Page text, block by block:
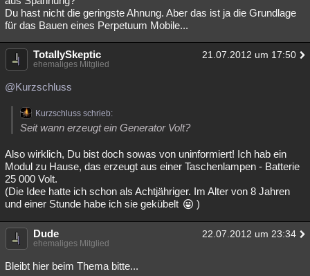
Astronomie Helpdesk Gruppen Gaming Filme
Musik Clash Verbesserungen Allmystery English
Übersichten
Besucht Teilgenommen
Lesenswert Schlüsselwörter
Du hast nicht die geringste Ahnung. Aber das ist ja die Grundlage
für das Bauen eines Perpetuum Mobile...
TotallySkeptic 21.07.2012 um 17:50
ehemaliges Mitglied
@Kurzschluss
Kurzschluss schrieb:
Seit wann erzeugt ein Generator Volt?
Also wirklich, Du bist doch sowas von uninformiert! Ich hab ein
Modul zu Hause, das erzeugt aus einer Taschenlampen - Batterie
25 000 Volt.
(Die Idee hatte ich schon als Achtjähriger. Im Alter von 8 Jahren
und einer Stunde habe ich sie gekübelt
)
Dude 22.07.2012 um 23:34
ehemaliges Mitglied
Bleibt hier beim Thema bitte...